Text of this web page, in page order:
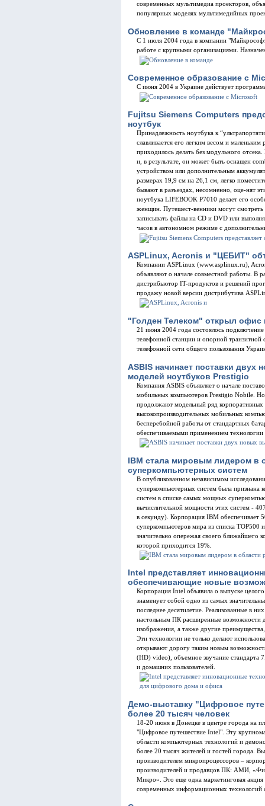
современных мультимедиа проекторов,
популярных моделях мультимедийных
Обновление в команде
С 1 июля 2004 года в компании
работе с крупными организациями.
Современное образование с
С июня 2004 в Украине действует
Fujitsu Siemens Computers
ноутбук
Принадлежность ноутбука к
славливается его легким весом и
приходилось делать без модульного
и, в результате, он может быть оснащен
устройством или дополнительным
размерах 19,9 см на 26,1 см, легко
бывают в разъездах, несомненно, оце-нят
ноутбука LIFEBOOK P7010 делает его
женщин. Путешест-венники могут
записывать файлы на CD и DVD или
часов в автономном режиме с
ASPLinux, Acronis и "ЦЕБИТ"
Компании ASPLinux (www.asplinux.ru),
объявляют о начале совместной работы. В
дистрибьютор IT-продуктов и решений
продажу новой версии дистрибутива
"Голден Телеком" открыл офис
21 июня 2004 года состоялось
телефонной станции и опорной
телефонной сети общего пользования
ASBIS начинает поставки
моделей ноутбуков Prestigio
Компания ASBIS объявляет о начале
мобильных компьютеров Prestigio Nobile.
продолжают модельный ряд
высокопроизводительных мобильных
бесперебойной работы от стандартных
обеспечиваемыми применением
IBM стала мировым лидером в
суперкомпьютерных систем
В опубликованном независимом
суперкомпьютерных систем была признана
систем в списке самых мощных
вычислительной мощности этих систем -
в секунду). Корпорация IBM
суперкомпьютеров мира из списка TOP500
значительно опережая своего
которой приходится 19%.
Intel представляет
обеспечивающие новые
Корпорация Intel объявила о выпуске
знаменует собой одно из самых
последнее десятилетие. Реализованные в
настольным ПК расширенные возможности
изображения, а также другие
Эти технологии не только делают
открывают дорогу таким новым
(HD) video), объемное звучание стандарта
и домашних пользователей.
Демо-выставку "Цифровое
более 20 тысяч человек
18-20 июня в Донецке в центре города на
"Цифровое путешествие Intel". Эту
области компьютерных технологий и
более 20 тысяч жителей и гостей города.
производителем микропроцессоров –
производителей и продавцов ПК: АМИ,
Микро». Это еще одна маркетинговая
современных информационных технологий